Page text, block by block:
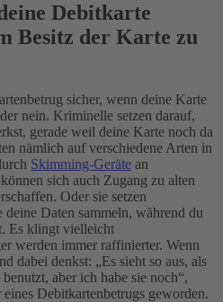
Debitkarte
Besitz der Karte zu
sicher, wenn deine Karte
nein. Kriminelle setzen darauf,
gerade weil deine Karte noch da
nämlich auf verschiedene Arten in
Skimming-Geräte an
sich auch Zugang zu alten
Oder sie setzen
deine Daten sammeln, während du
Es klingt vielleicht
werden immer raffinierter. Wenn
dabei denkst: „Es sieht so aus, als
aber ich habe sie noch“,
Debitkartenbetrugs geworden.